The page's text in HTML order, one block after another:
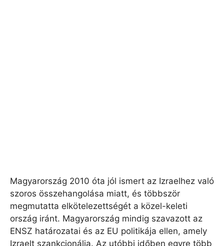
Magyarország 2010 óta jól ismert az Izraelhez való
szoros összehangolása miatt, és többször
megmutatta elkötelezettségét a közel-keleti
ország iránt. Magyarország mindig szavazott az
ENSZ határozatai és az EU politikája ellen, amely
Izraelt szankcionálja. Az utóbbi időben egyre több